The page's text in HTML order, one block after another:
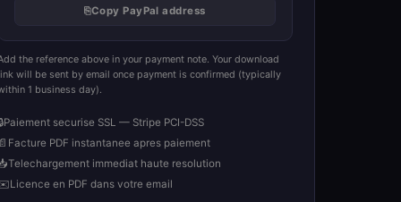
⎘Copy PayPal address
the reference above in your payment note. Your download
will be sent by email once payment is confirmed (typically
1 business day).
Paiement securise SSL — Stripe PCI-DSS
📄 Facture PDF instantanee apres paiement
Telechargement immediat haute resolution
Licence en PDF dans votre email